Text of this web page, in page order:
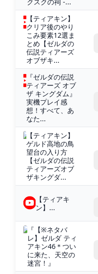
【ティアキン】
クリア後のやり
こみ要素12選ま
とめ【ゼルダの
伝説ティアーズ
オブザキ...
『ゼルダの伝説
ティアーズ オブ
ザ キングダム』
実機プレイ感
想！すべて、あ
なた...
【ティアキン】
ゲルド高地の鳥
望台の入り方
【ゼルダの伝説
ティアーズオブ
ザキングダ...
【ティアキ
ン】...
『【※ネタバ
レ】ゼルダ ティ
アキン46＊つい
に来た、天空の
迷宮！』